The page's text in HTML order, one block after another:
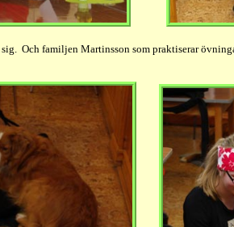
Och familjen Martinsson som praktiserar